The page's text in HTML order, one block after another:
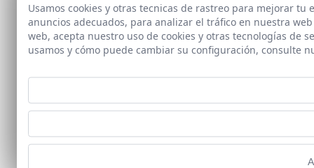
Usamos cookies y otras tecnicas de rastreo para mejorar
anuncios adecuados, para analizar el tráfico en nuestra
web, acepta nuestro uso de cookies y otras tecnologías de
usamos y cómo puede cambiar su configuración, consulte